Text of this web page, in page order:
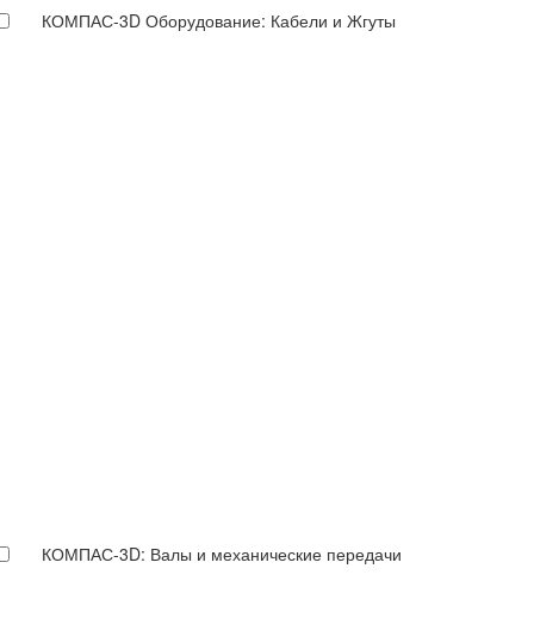
КОМПАС-3D Оборудование: Кабели и Жгуты
КОМПАС-3D: Валы и механические передачи